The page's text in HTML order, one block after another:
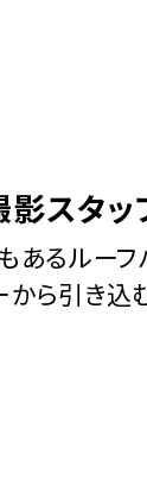
スタッ
あるルーフ
から引き込